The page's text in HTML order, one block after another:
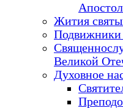
Апостол
Жития
Подвижники
Великой
Духовное